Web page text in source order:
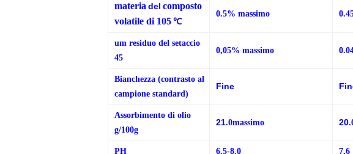
materia del composto
volatile di 105 ℃
0.5% massimo
um residuo del setaccio
45
0,05% massimo
Bianchezza (contrasto al
campione standard)
Fine
Assorbimento di olio
g/100g
21.0massimo 20
PH 6.5-8.0 7,6